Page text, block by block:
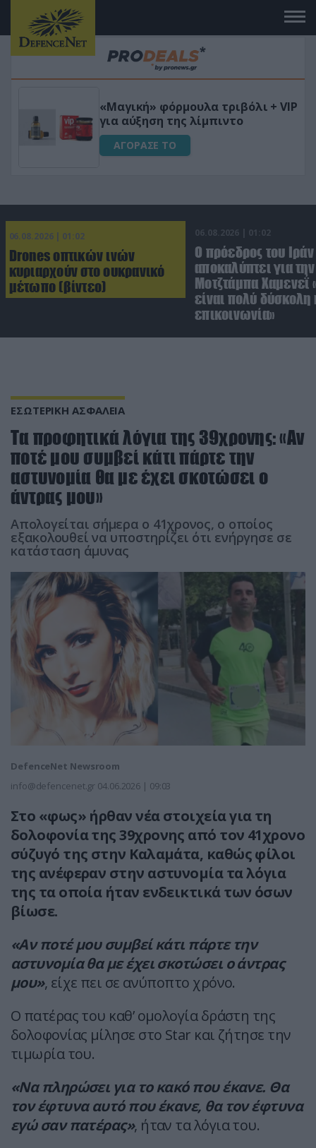
«Μαγική» φόρμουλα τριβόλι + VIP
για αύξηση της λίμπιντο
ΑΓΟΡΑΣΕ ΤΟ
06.08.2026 | 01:02
Drones οπτικών ινών
κυριαρχούν στο ουκρανικό
μέτωπο (βίντεο)
06.08.2026 | 01:02
Ο πρόεδρος του Ιράν
αποκαλύπτει για
Μοτζτάμπα Χαμενεΐ
είναι πολύ δύσκολη
επικοινωνία»
ΕΣΩΤΕΡΙΚΗ ΑΣΦΑΛΕΙΑ
Τα προφητικά λόγια της 39χρονης: «Αν
ποτέ μου συμβεί κάτι πάρτε την
αστυνομία θα με έχει σκοτώσει ο
άντρας μου»
Απολογείται σήμερα ο 41χρονος, ο οποίος
εξακολουθεί να υποστηρίζει ότι ενήργησε σε
κατάσταση άμυνας
DefenceNet Newsroom
info@defencenet.gr 04.06.2026 | 09:03
Στο «φως» ήρθαν νέα στοιχεία για τη
δολοφονία της 39χρονης από τον 41χρονο
σύζυγό της στην Καλαμάτα, καθώςφίλοι
της ανέφεραν στην αστυνομία τα λόγια
της τα οποία ήταν ενδεικτικά των όσων
βίωσε.
«Αν ποτέ μου συμβεί κάτι πάρτε την
αστυνομία θα με έχει σκοτώσει ο άντρας
μου», είχε πει σε ανύποπτο χρόνο.
Ο πατέρας του καθ’ ομολογία δράστη της
δολοφονίας μίλησε στο Star και ζήτησε την
τιμωρία του.
«Να πληρώσει για το κακό που έκανε. Θα
τον έφτυνα αυτό που έκανε, θα τον έφτυνα
εγώ σαν πατέρας», ήταν τα λόγια του.